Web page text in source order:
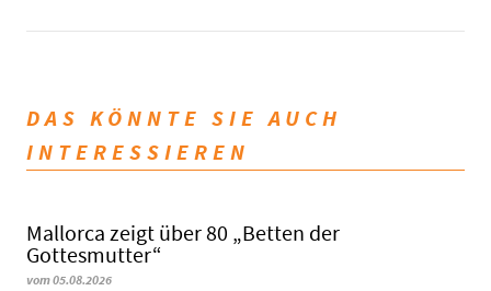
DAS KÖNNTE SIE AUCH
INTERESSIEREN
Mallorca zeigt über 80 „Betten der
Gottesmutter“
vom 05.08.2026